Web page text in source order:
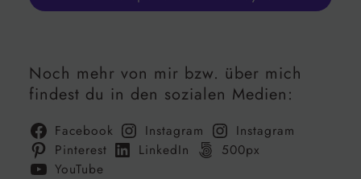
Noch mehr von mir bzw. über mich
findest du in den sozialen Medien:
Facebook Instagram
Instagram
Pinterest
LinkedIn
500px
YouTube